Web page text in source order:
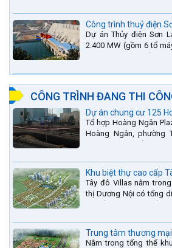
Công trình thuỷ điện
Dự án Thủy điện Sơn
2.400 MW (gồm 6 tổ
bậc thang thứ 2 nằm
CÔNG TRÌNH ĐANG THI
Dự án chung cư 125
Tổ hợp Hoàng Ngân
Hoàng Ngân, phường
Xuân, thành phố Hà
Khu biệt thự cao cấp
Tây đô Villas nằm
thị Dương Nội có tổng
đó tổng diện tích của
Trung tâm thương
Nằm trong tổng thể